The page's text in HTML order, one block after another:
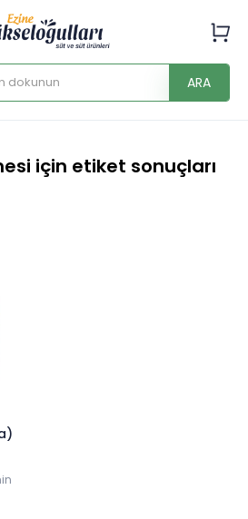
ARA
için etiket sonuçları